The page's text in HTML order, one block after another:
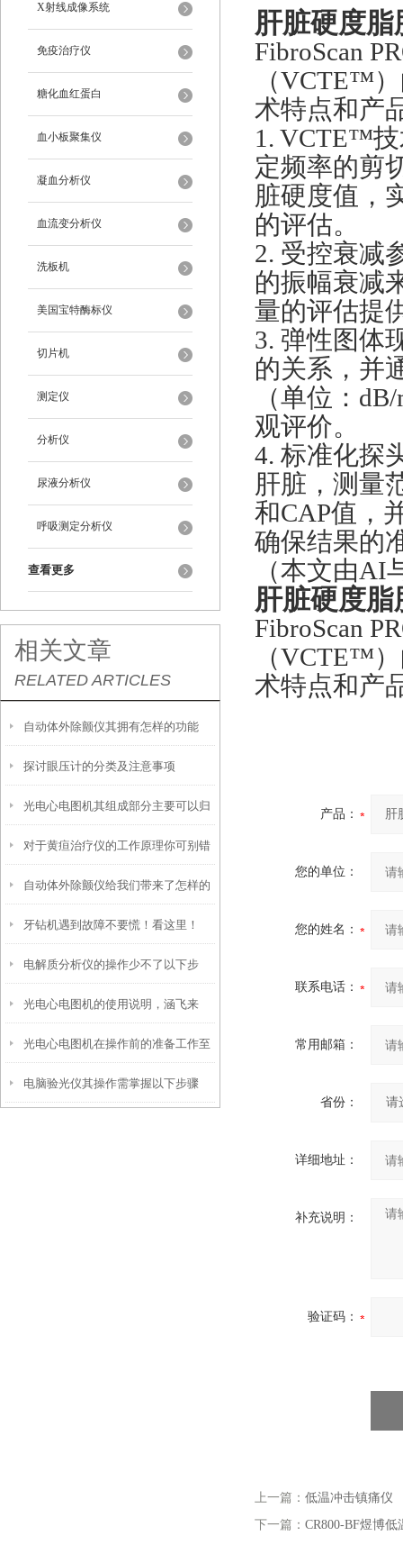
X射线成像系统
免疫治疗仪
糖化血红蛋白
血小板聚集仪
凝血分析仪
血流变分析仪
洗板机
美国宝特酶标仪
切片机
测定仪
分析仪
尿液分析仪
呼吸测定分析仪
查看更多
相关文章
RELATED ARTICLES
自动体外除颤仪其拥有怎样的功能
呢？
探讨眼压计的分类及注意事项
光电心电图机其组成部分主要可以归
纳为以下三大核心模块
对于黄疸治疗仪的工作原理你可别错
过了！
自动体外除颤仪给我们带来了怎样的
特点呢？
牙钻机遇到故障不要慌！看这里！
电解质分析仪的操作少不了以下步
骤！
光电心电图机的使用说明，涵飞来
谈！
光电心电图机在操作前的准备工作至
关重要
电脑验光仪其操作需掌握以下步骤
肝脏硬度
FibroScan
（VCTE™
术特点和产
1. VCTE™
定频率的剪
脏硬度值，
的评估。
2. 受控衰减
的振幅衰减
量的评估提
3. 弹性图体
的关系，并
（单位：
观评价。
4. 标准化探
肝脏，测量
和CAP值，
确保结果的
（本文由AI
肝脏硬度
FibroScan
（VCTE™
术特点和产
产品：
您的单位：
您的姓名：
联系电话：
常用邮箱：
省份：
详细地址：
补充说明：
验证码：
上一篇： 低温冲击镇痛仪
下一篇： CR800-BF煜博低